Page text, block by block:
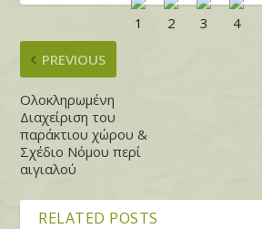
PREVIOUS
Ολοκληρωμένη
Διαχείριση του
παράκτιου χώρου &
Σχέδιο Νόμου περί
αιγιαλού
RELATED POSTS